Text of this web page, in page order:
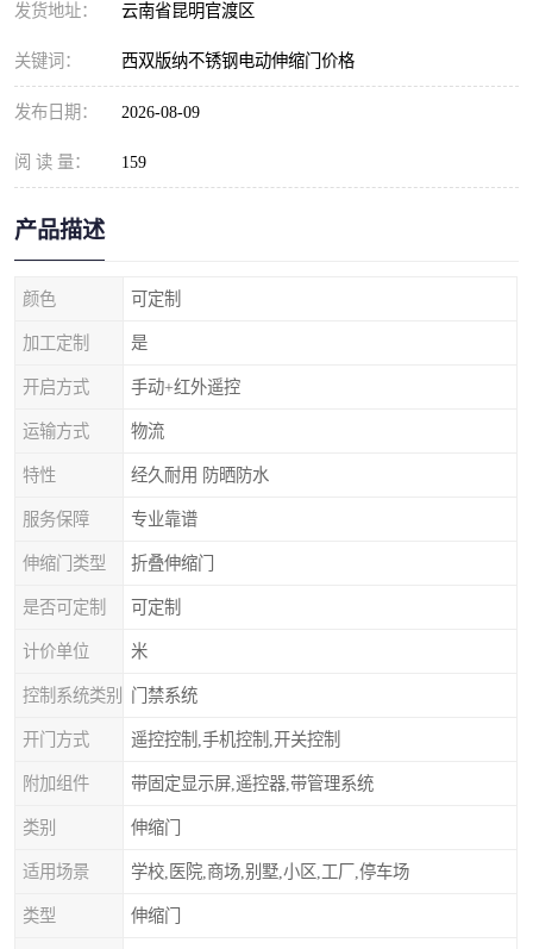
发货地址： 云南省昆明官渡区
关键词： 西双版纳不锈钢电动伸缩门价格
发布日期： 2026-08-09
阅 读 量： 159
产品描述
颜色 可定制
加工定制 是
开启方式 手动+红外遥控
运输方式 物流
特性 经久耐用 防晒防水
服务保障 专业靠谱
伸缩门类型 折叠伸缩门
是否可定制 可定制
计价单位 米
控制系统类别 门禁系统
开门方式 遥控控制,手机控制,开关控制
附加组件 带固定显示屏,遥控器,带管理系统
类别 伸缩门
适用场景 学校,医院,商场,别墅,小区,工厂,停车场
类型 伸缩门